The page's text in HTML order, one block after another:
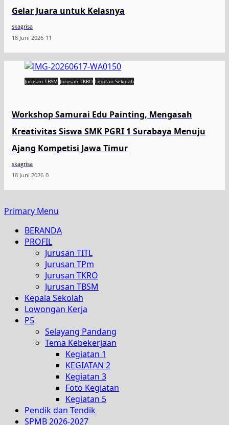
Gelar Juara untuk Kelasnya
skagrisa
18 Juni 2026 11
Jurusan TBSM Jurusan TKRO Liputan Sekolah
Workshop Samurai Edu Painting, Mengasah
Kreativitas Siswa SMK PGRI 1 Surabaya Menuju
Ajang Kompetisi Jawa Timur
skagrisa
18 Juni 2026 0
Primary Menu
BERANDA
PROFIL
Jurusan TITL
Jurusan TPm
Jurusan TKRO
Jurusan TBSM
Kepala Sekolah
Lowongan Kerja
P5
Selayang Pandang
Tema Kebekerjaan
Kegiatan 1
KEGIATAN 2
Kegiatan 3
Foto Kegiatan
Kegiatan 5
Pendik dan Tendik
SPMB 2026-2027